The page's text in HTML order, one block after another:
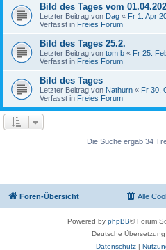
Bild des Tages vom
Letzter Beitrag von Dag « Fr 1. Apr
Verfasst in Freies Forum
Bild des Tages 25.2.
Letzter Beitrag von tom b « Fr 25.
Verfasst in Freies Forum
Bild des Tages
Letzter Beitrag von Nathurn « Fr 30.
Verfasst in Freies Forum
Die Suche ergab 34
Foren-Übersicht Alle
Powered by phpBB® Forum
Deutsche
Datenschutz|